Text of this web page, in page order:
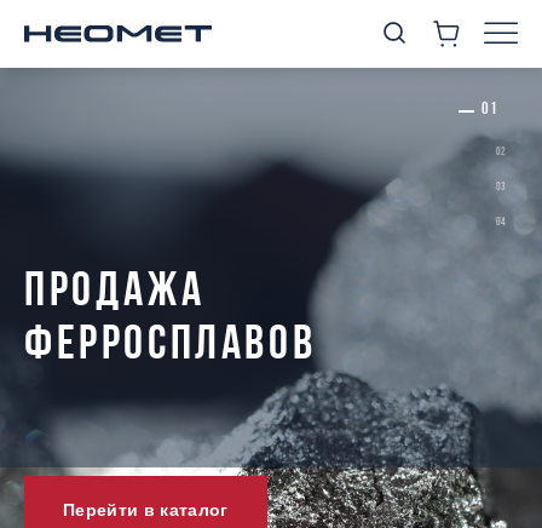
ПРОДАЖА
ФЕРРОСПЛАВОВ
Перейти в каталог